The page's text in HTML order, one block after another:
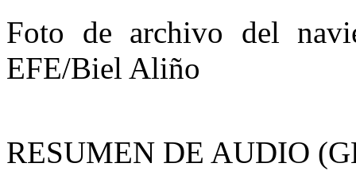
Foto de archivo del
EFE/Biel Aliño
RESUMEN DE AUDIO